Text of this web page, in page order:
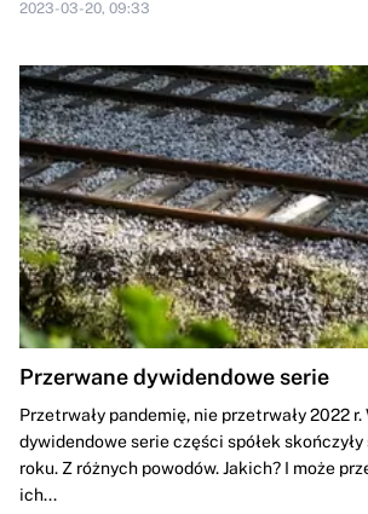
2023-03-20, 09:33
Przerwane dywidendowe serie
Przetrwały pandemię, nie przetrwały 2022
dywidendowe serie części spółek skończyły
roku. Z różnych powodów. Jakich? I może
ich...